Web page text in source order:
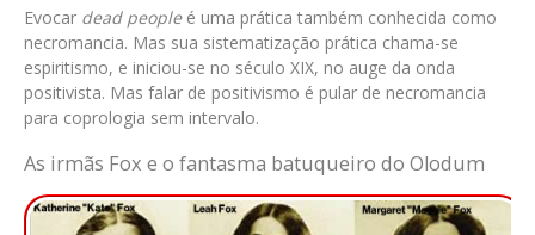
Evocar dead peopleé uma prática também conhecida como
necromancia. Mas sua sistematização prática chama-se
espiritismo, e iniciou-se no século XIX, no auge da onda
positivista. Mas falar de positivismo é pular de necromancia
para coprologia sem intervalo.
As irmãs Fox e o fantasma batuqueiro do Olodum